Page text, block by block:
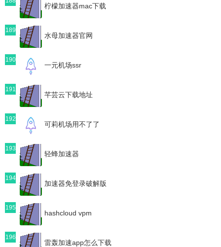
柠檬加速器mac下载
189
水母加速器官网
190
一元机场ssr
191
芊芸云下载地址
192
可莉机场用不了了
193
轻蜂加速器
194
加速器免登录破解版
195
hashcloud vpm
196
雷轰加速app怎么下载